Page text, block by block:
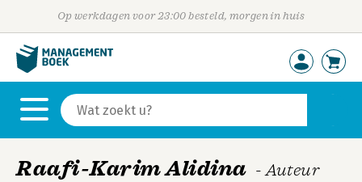
Op werkdagen voor 23:00 besteld, morgen in huis
Raafi-Karim Alidina - Auteur